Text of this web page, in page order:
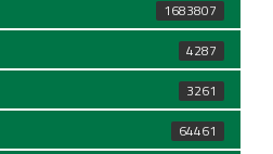
1683807
4287
3261
64461